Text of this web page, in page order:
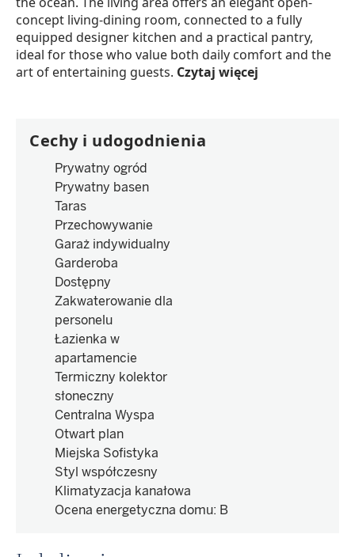
concept living-dining room, connected to a fully
equipped designer kitchen and a practical pantry,
ideal for those who value both daily comfort and the
art of entertaining guests. Czytaj więcej
Cechy i udogodnienia
Prywatny ogród
Prywatny basen
Taras
Przechowywanie
Garaż indywidualny
Garderoba
Dostępny
Zakwaterowanie dla
personelu
Łazienka w
apartamencie
Termiczny kolektor
słoneczny
Centralna Wyspa
Otwart plan
Miejska Sofistyka
Styl współczesny
Klimatyzacja kanałowa
Ocena energetyczna domu: B